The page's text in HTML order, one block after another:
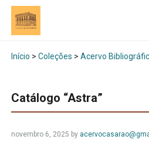
Início > Coleções > Acervo
Catálogo “Astra”
novembro 6, 2025 by